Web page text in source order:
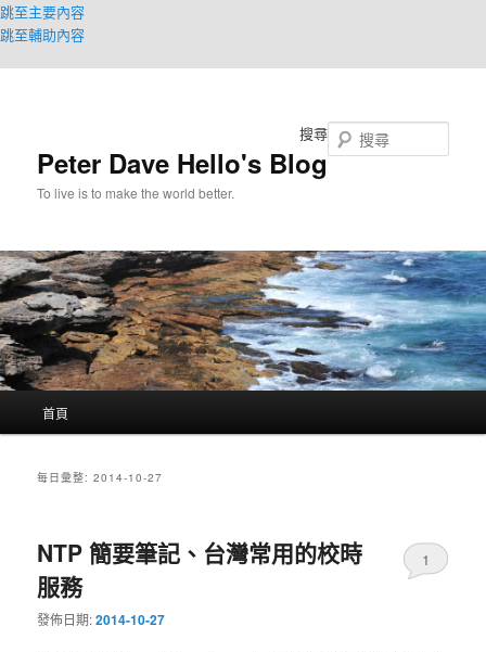
跳至主要內容
跳至輔助內容
Peter Dave Hello's Blog
To live is to make the world better.
搜尋
首頁
每日彙整:2014-10-27
NTP 簡要筆記、台灣常用的校時
服務
發佈日期:2014-10-27
1